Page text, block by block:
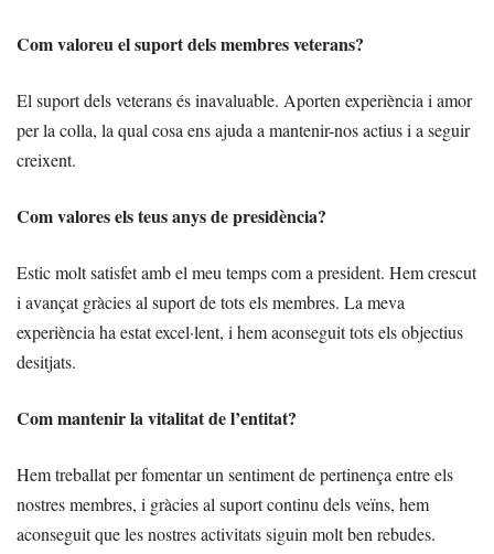
Com valoreu el suport dels membres veterans?
El suport dels veterans és inavaluable. Aporten experiència i amor
per la colla, la qual cosa ens ajuda a mantenir-nos actius i a seguir
creixent.
Com valores els teus anys de presidència?
Estic molt satisfet amb el meu temps com a president. Hem crescut
i avançat gràcies al suport de tots els membres. La meva
experiència ha estat excel·lent, i hem aconseguit tots els objectius
desitjats.
Com mantenir la vitalitat de l’entitat?
Hem treballat per fomentar un sentiment de pertinença entre els
nostres membres, i gràcies al suport continu dels veïns, hem
aconseguit que les nostres activitats siguin molt ben rebudes.